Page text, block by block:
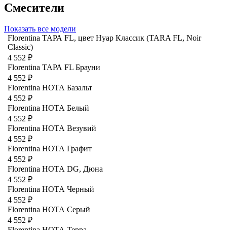
Смесители
Показать все модели
Florentina ТАРА FL, цвет Нуар Классик (TARA FL, Noir
Classic)
4 552 ₽
Florentina ТАРА FL Брауни
4 552 ₽
Florentina НОТА Базальт
4 552 ₽
Florentina НОТА Белый
4 552 ₽
Florentina НОТА Везувий
4 552 ₽
Florentina НОТА Графит
4 552 ₽
Florentina НОТА DG, Дюна
4 552 ₽
Florentina НОТА Черный
4 552 ₽
Florentina НОТА Серый
4 552 ₽